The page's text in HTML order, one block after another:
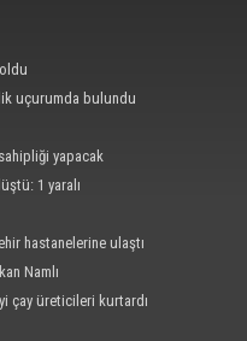
uçurumda bulundu
yapacak
1 yaralı
hastanelerine ulaştı
Namlı
çay üreticileri kurtardı